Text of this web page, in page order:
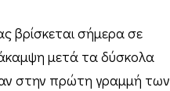
βρίσκεται σήμερα σε
μετά τα δύσκολα
στην πρώτη γραμμή των